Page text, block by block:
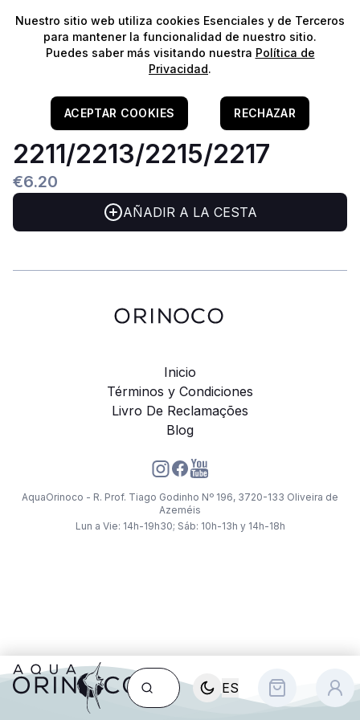
⭐️¡Envíos gratis para pedidos superiores a 60€!*⭐️
ES
Filtragem/Outros & Acessórios
EHEIM Clips P/Classic
2211/2213/2215/2217
€6.20
AÑADIR A LA CESTA
Inicio
Términos y Condiciones
Livro De Reclamações
Blog
AquaOrinoco - R. Prof. Tiago Godinho Nº 196, 3720-133 Oliveira de
Azeméis
Lun a Vie: 14h-19h30; Sáb: 10h-13h y 14h-18h
Nuestro sitio web utiliza cookies Esenciales y de Terceros
para mantener la funcionalidad de nuestro sitio.
Puedes saber más visitando nuestra Política de
Privacidad.
ACEPTAR COOKIES RECHAZAR